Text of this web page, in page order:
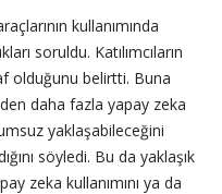
kullanımında
soruldu. Katılımcıların
olduğunu belirtti. Buna
daha fazla yapay zeka
yaklaşabileceğini
söyledi. Bu da yaklaşık
zeka kullanımını ya da